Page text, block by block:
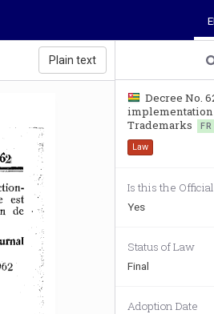
Plain text
est
de
Decree No.
implementation
Trademarks
FR
Law
Is this the
Yes
Status of Law
Final
Adoption Date